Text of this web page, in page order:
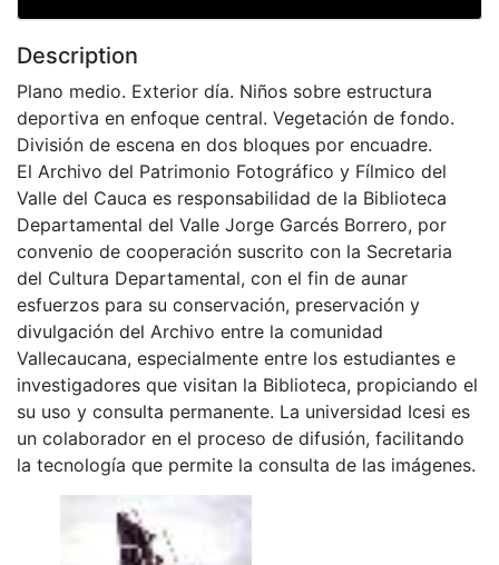
Description
Plano medio. Exterior día. Niños sobre estructura
deportiva en enfoque central. Vegetación de fondo.
División de escena en dos bloques por encuadre.
El Archivo del Patrimonio Fotográfico y Fílmico del
Valle del Cauca es responsabilidad de la Biblioteca
Departamental del Valle Jorge Garcés Borrero, por
convenio de cooperación suscrito con la Secretaria
del Cultura Departamental, con el fin de aunar
esfuerzos para su conservación, preservación y
divulgación del Archivo entre la comunidad
Vallecaucana, especialmente entre los estudiantes e
investigadores que visitan la Biblioteca, propiciando el
su uso y consulta permanente. La universidad Icesi es
un colaborador en el proceso de difusión, facilitando
la tecnología que permite la consulta de las imágenes.